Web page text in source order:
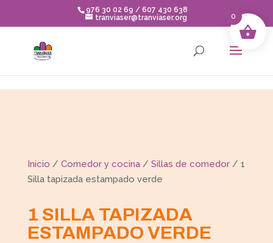
976 30 02 69 / 607 430 638
tranviaser@tranviaser.org
Inicio / Comedor y cocina/ Sillas de comedor/ 1
Silla tapizada estampado verde
1 SILLA TAPIZADA
ESTAMPADO VERDE
0